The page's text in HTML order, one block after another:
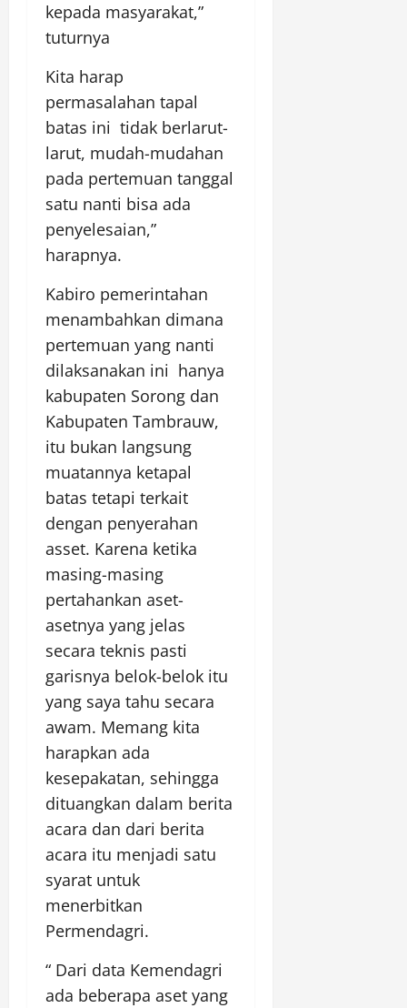
kepada masyarakat,”
tuturnya
Kita harap
permasalahan tapal
batas ini tidak berlarut-
larut, mudah-mudahan
pada pertemuan tanggal
satu nanti bisa ada
penyelesaian,”
harapnya.
Kabiro pemerintahan
menambahkan dimana
pertemuan yang nanti
dilaksanakan ini hanya
kabupaten Sorong dan
Kabupaten Tambrauw,
itu bukan langsung
muatannya ketapal
batas tetapi terkait
dengan penyerahan
asset. Karena ketika
masing-masing
pertahankan aset-
asetnya yang jelas
secara teknis pasti
garisnya belok-belok itu
yang saya tahu secara
awam. Memang kita
harapkan ada
kesepakatan, sehingga
dituangkan dalam berita
acara dan dari berita
acara itu menjadi satu
syarat untuk
menerbitkan
Permendagri.
“ Dari data Kemendagri
ada beberapa aset yang